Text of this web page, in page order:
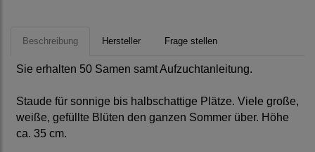
Beschreibung Hersteller Frage stellen
Sie erhalten 50 Samen samt Aufzuchtanleitung.
Staude für sonnige bis halbschattige Plätze. Viele große,
weiße, gefüllte Blüten den ganzen Sommer über. Höhe
ca. 35 cm.